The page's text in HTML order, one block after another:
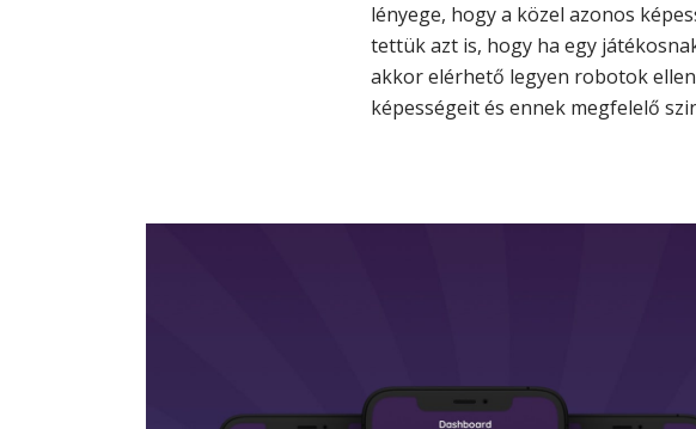
lényege, hogy a közel azonos
tettük azt is, hogy ha egy
akkor elérhető legyen robotok
képességeit és ennek megfelelő